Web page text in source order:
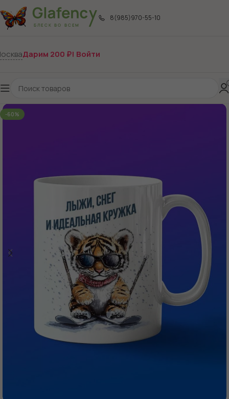
8(985)970-55-10
Дарим 200 ₽! Войти
-60%